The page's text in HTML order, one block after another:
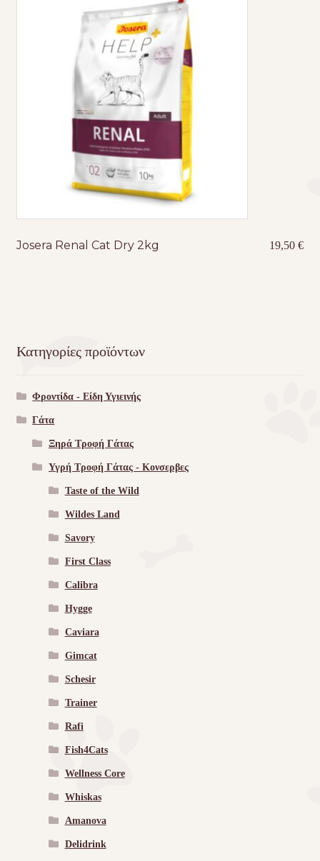
Josera Renal Cat Dry 2kg 19,50€
Κατηγορίες προϊόντων
Φροντίδα - Είδη Υγιεινής
Γάτα
Ξηρά Τροφή Γάτας
Υγρή Τροφή Γάτας - Kονσερβες
Taste of the Wild
Wildes Land
Savory
First Class
Calibra
Hygge
Caviara
Gimcat
Schesir
Trainer
Rafi
Fish4Cats
Wellness Core
Whiskas
Amanova
Delidrink